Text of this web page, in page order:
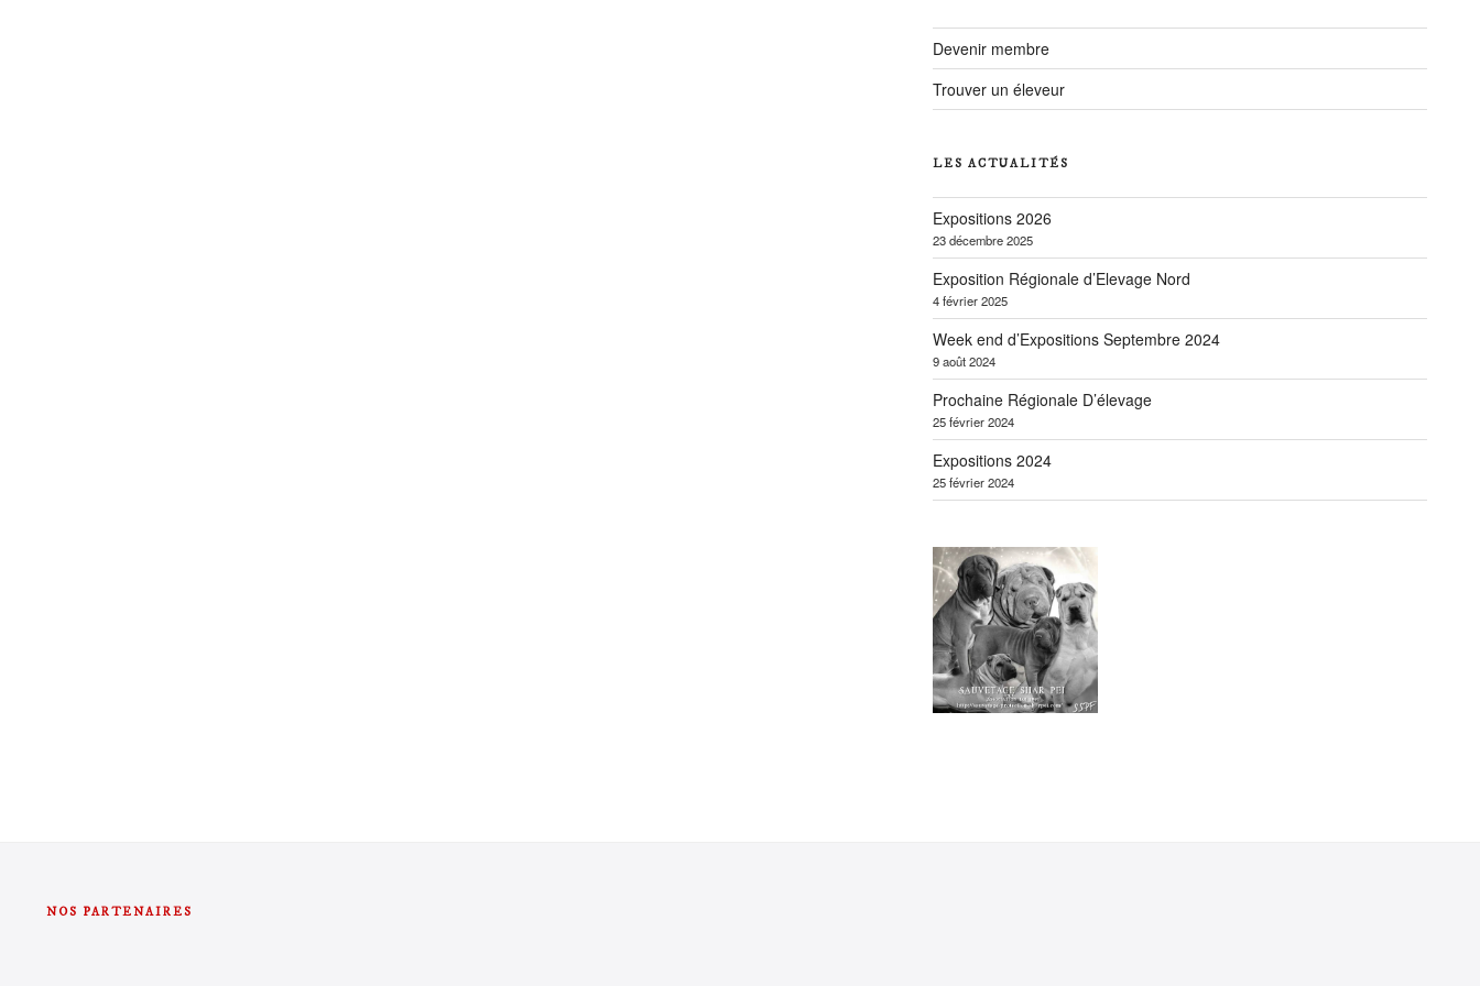
Devenir membre
Trouver un éleveur
LES ACTUALITÉS
Expositions 2026
23 décembre 2025
Exposition Régionale d’Elevage Nord
4 février 2025
Week end d’Expositions Septembre 2024
9 août 2024
Prochaine Régionale D’élevage
25 février 2024
Expositions 2024
25 février 2024
NOS PARTENAIRES